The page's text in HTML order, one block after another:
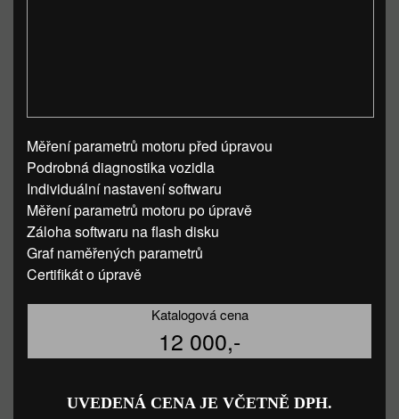
Měření parametrů motoru před úpravou
Podrobná diagnostika vozidla
Individuální nastavení softwaru
Měření parametrů motoru po úpravě
Záloha softwaru na flash disku
Graf naměřených parametrů
Certifikát o úpravě
Katalogová cena
12 000,-
UVEDENÁ CENA JE VČETNĚ DPH.